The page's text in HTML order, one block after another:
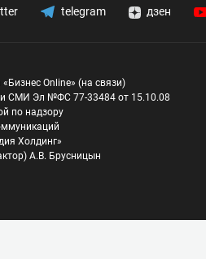
telegram дзен
Online» (на связи)
СМИ Эл №ФС 77-33484 от 15.10.08
по надзору
Холдинг»
А.В. Брусницын